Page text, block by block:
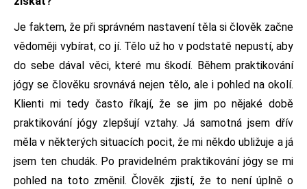
Je faktem, že při správném nastavení těla si člověk začne
vědoměji vybírat, co jí. Tělo už ho v podstatě nepustí, aby
do sebe dával věci, které mu škodí. Během praktikování
jógy se člověku srovnává nejen tělo, ale i pohled na okolí.
Klienti mi tedy často říkají, že se jim po nějaké době
praktikování jógy zlepšují vztahy. Já samotná jsem dřív
měla v některých situacích pocit, že mi někdo ubližuje a já
jsem ten chudák. Po pravidelném praktikování jógy se mi
pohled na toto změnil. Člověk zjistí, že to není úplně o